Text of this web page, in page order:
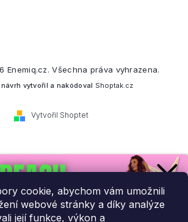
cookie, abychom vám umožnili
webové stránky a díky analýze
její funkce, výkon a
Vytvořil Shoptet
Enemiq.cz. Všechna práva vyhrazena.
vytvořil a nakódoval Shoptak.cz
se k našemu
newsletteru.
informace o našich novinkách a slevových
akcích.